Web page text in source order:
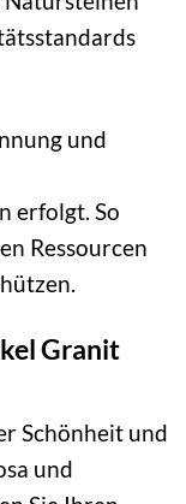
und
erfolgt. So
Ressourcen
Granit
Schönheit und
und